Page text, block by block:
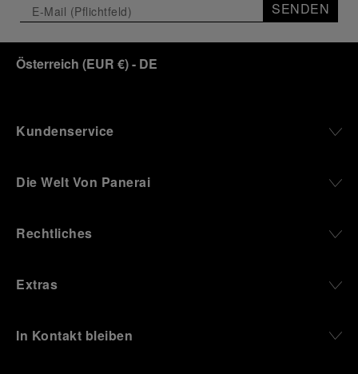
SENDEN
Österreich (EUR €)- DE
Kundenservice
Die Welt Von Panerai
Rechtliches
Extras
In Kontakt bleiben